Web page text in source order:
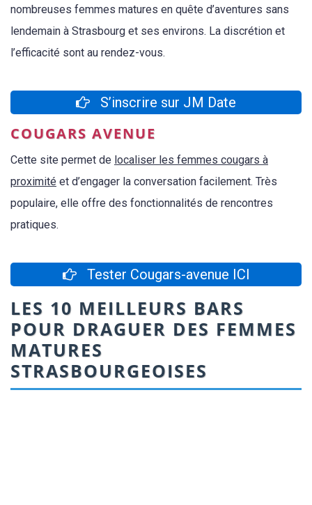
nombreuses femmes matures en quête d’aventures sans
lendemain à Strasbourg et ses environs. La discrétion et
l’efficacité sont au rendez-vous.
S’inscrire sur JM Date
COUGARS AVENUE
Cette site permet de localiser les femmes cougars à
proximité et d’engager la conversation facilement. Très
populaire, elle offre des fonctionnalités de rencontres
pratiques.
Tester Cougars-avenue ICI
LES 10 MEILLEURS BARS
POUR DRAGUER DES FEMMES
MATURES
STRASBOURGEOISES